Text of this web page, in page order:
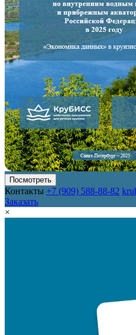
Посмотреть
Контакты +7 (909) 588-88-82
Заказать
×